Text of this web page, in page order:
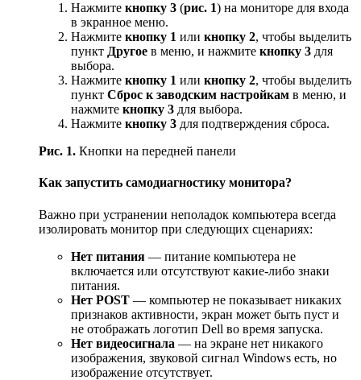
Нажмите кнопку 3 (рис. 1) на мониторе для входа
в экранное меню.
Нажмите кнопку 1 или кнопку 2, чтобы выделить
пункт Другое в меню, и нажмите кнопку 3 для
выбора.
Нажмите кнопку 1 или кнопку 2, чтобы выделить
пункт Сброс к заводским настройкам в меню, и
нажмите кнопку 3 для выбора.
Нажмите кнопку 3 для подтверждения сброса.
Рис. 1. Кнопки на передней панели
Как запустить самодиагностику монитора?
Важно при устранении неполадок компьютера всегда
изолировать монитор при следующих сценариях:
Нет питания — питание компьютера не
включается или отсутствуют какие-либо знаки
питания.
Нет POST — компьютер не показывает никаких
признаков активности, экран может быть пуст и
не отображать логотип Dell во время запуска.
Нет видеосигнала — на экране нет никакого
изображения, звуковой сигнал Windows есть, но
изображение отсутствует.